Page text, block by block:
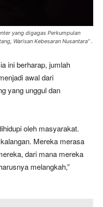
yang digagas Perkumpulan
Warisan Kebesaran Nusantara” .
ini berharap, jumlah
awal dari
yang unggul dan
oleh masyarakat.
Mereka merasa
dari mana mereka
melangkah,”